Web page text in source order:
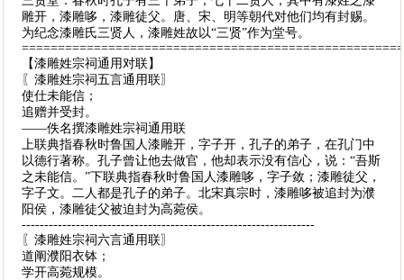
雕开，漆雕哆，漆雕徒父。唐、宋、明等朝代对他们均有封赐。
为纪念漆雕氏三贤人，漆雕姓故以“三贤”作为堂号。
【漆雕姓宗祠通用对联】
〖漆雕姓宗祠五言通用联〗
使仕未能信；
追赠并受封。
——佚名撰漆雕姓宗祠通用联
上联典指春秋时鲁国人漆雕开，字子开，孔子的弟子，在孔门中
以德行著称。孔子曾让他去做官，他却表示没有信心，说：“吾斯
之未能信。”下联典指春秋时鲁国人漆雕哆，字子敛；漆雕徒父，
字子文。二人都是孔子的弟子。北宋真宗时，漆雕哆被追封为濮
阳侯，漆雕徒父被迫封为高菀侯。
-----------------------------------------------------------------
〖漆雕姓宗祠六言通用联〗
道阐濮阳衣钵；
学开高菀规模。